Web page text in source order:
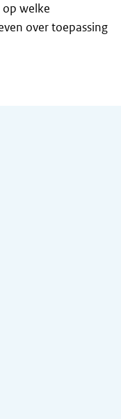
op welke
over toepassing